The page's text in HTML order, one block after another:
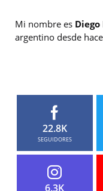
Mi nombre es
argentino desde
22.8K
SEGUIDORES
6.3K